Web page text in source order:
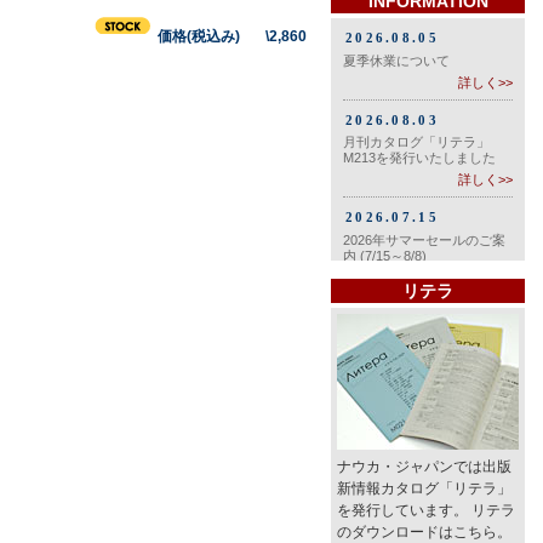
価格(税込み) \2,860
リテラ
ナウカ・ジャパンでは出版
新情報カタログ「リテラ」
を発行しています。 リテラ
のダウンロードはこちら。